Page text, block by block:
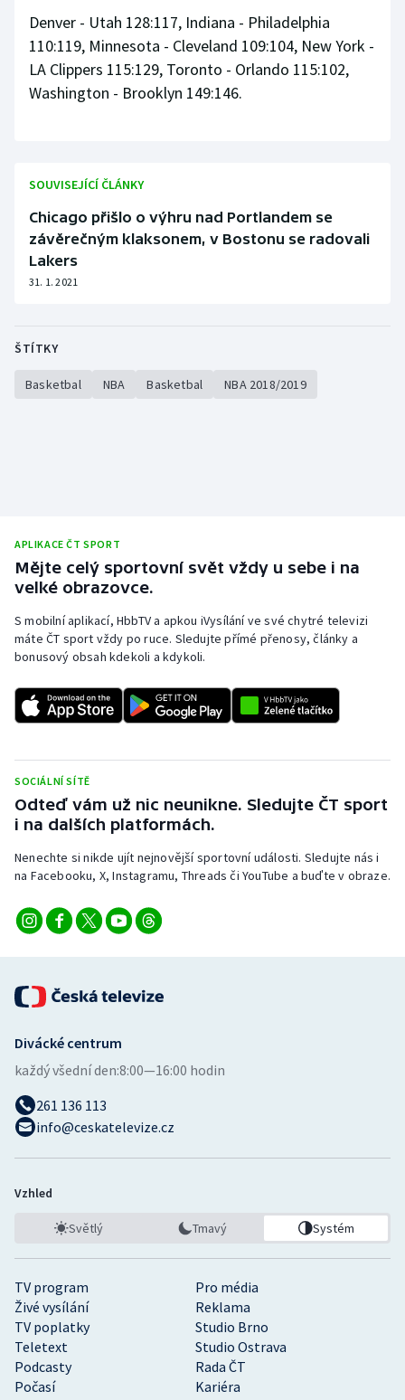
Denver - Utah 128:117, Indiana - Philadelphia
110:119, Minnesota - Cleveland 109:104, New York -
LA Clippers 115:129, Toronto - Orlando 115:102,
Washington - Brooklyn 149:146.
SOUVISEJÍCÍ ČLÁNKY
Chicago přišlo o výhru nad Portlandem se
závěrečným klaksonem, v Bostonu se radovali
Lakers
31. 1. 2021
ŠTÍTKY
Basketbal NBA Basketbal NBA 2018/2019
APLIKACE ČT SPORT
Mějte celý sportovní svět vždy u sebe i na
velké obrazovce.
S mobilní aplikací, HbbTV a apkou iVysílání ve své chytré televizi
máte ČT sport vždy po ruce. Sledujte přímé přenosy, články a
bonusový obsah kdekoli a kdykoli.
SOCIÁLNÍ SÍTĚ
Odteď vám už nic neunikne. Sledujte ČT sport
i na dalších platformách.
Nenechte si nikde ujít nejnovější sportovní události. Sledujte nás i
na Facebooku, X, Instagramu, Threads či YouTube a buďte v obraze.
TV program
Pro média
Živé vysílání
Reklama
TV poplatky
Studio Brno
Teletext
Studio Ostrava
Podcasty
Rada ČT
Počasí
Kariéra
Divácké centrum
každý všední den:8:00—16:00 hodin
261 136 113
info@ceskatelevize.cz
Vzhled
Světlý Tmavý Systém